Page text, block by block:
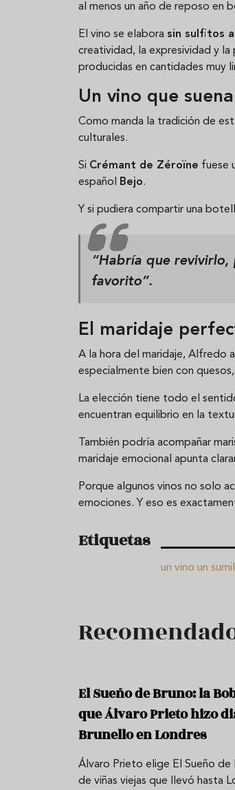
al menos un año de reposo en
El vino se elabora sin sulfitos
creatividad, la expresividad y
producidas en cantidades muy
Un vino que
Como manda la tradición de
culturales.
Si Crémant de Zéroïne fuese
español
Bejo.
Y si pudiera compartir una
“Habría que
favorito”.
El maridaje
A la hora del maridaje, Alfredo
especialmente bien con
La elección tiene todo el
encuentran equilibrio en la
También podría acompañar
maridaje emocional apunta
Porque algunos vinos no solo
emociones. Y eso es
Etiquetas
un vino un
El Sueño de Bruno: la
que Álvaro Prieto hizo
Brunello en Londres
Álvaro Prieto elige El Sueño de
de viñas viejas que llevó hasta